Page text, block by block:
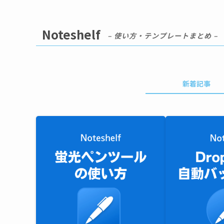
Noteshelf – 使い方・テンプレートまとめ –
新着記事